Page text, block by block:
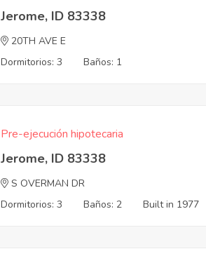
Jerome, ID 83338
20TH AVE E
Dormitorios: 3
Baños: 1
Pre-ejecución hipotecaria
Jerome, ID 83338
S OVERMAN DR
Dormitorios: 3
Baños: 2 Built in 1977